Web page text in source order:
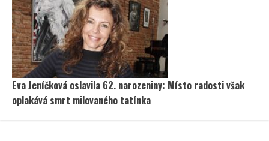
Eva Jeníčková oslavila 62. narozeniny: Místo radosti však
oplakává smrt milovaného tatínka